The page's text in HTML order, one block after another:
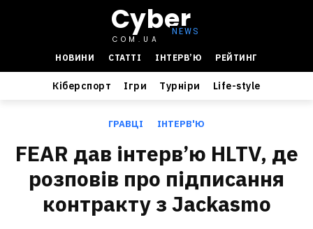
Cyber
COM.UA
НОВИНИ
СТАТТІ ІНТЕРВ’Ю РЕЙТИНГ
Кіберспорт Ігри Турніри Life-style
ГРАВЦІ ІНТЕРВ'Ю
FEAR дав інтерв’ю HLTV, де
розповів про підписання
контракту з Jackasmo